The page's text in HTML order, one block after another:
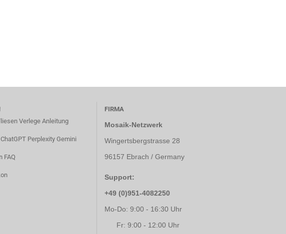
Verlege Anleitung
Perplexity Gemini
FAQ
FIRMA
Mosaik-Netzwerk
Wingertsbergstrasse 28
96157 Ebrach / Germany
Support:
+49 (0)951-4082250
Mo-Do: 9:00 - 16:30 Uhr
Fr: 9:00 - 12:00 Uhr